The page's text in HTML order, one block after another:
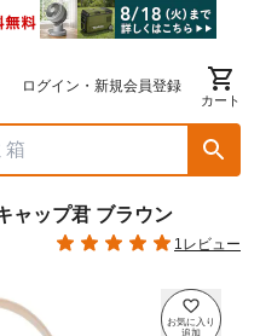
ログイン・新規会員登録
カート
ャップ君 ブラウン
1レビュー